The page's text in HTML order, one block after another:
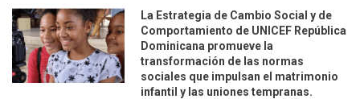
La Estrategia de Cambio Social y de
Comportamiento de UNICEF República
Dominicana promueve la
transformación de las normas
sociales que impulsan el matrimonio
infantil y las uniones tempranas.